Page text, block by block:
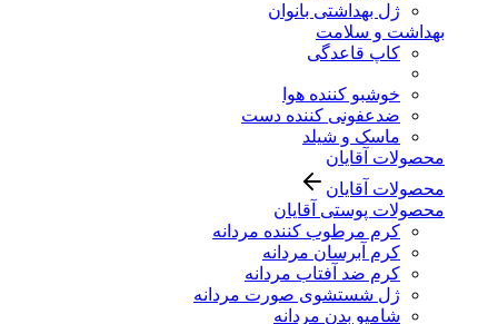
ژل بهداشتی بانوان
بهداشت و سلامت
کاپ قاعدگی
خوشبو کننده هوا
ضدعفونی کننده دست
ماسک و شیلد
محصولات آقایان
محصولات آقایان
محصولات پوستی آقایان
کرم مرطوب کننده مردانه
کرم آبرسان مردانه
کرم ضد آفتاب مردانه
ژل شستشوی صورت مردانه
شامپو بدن مردانه